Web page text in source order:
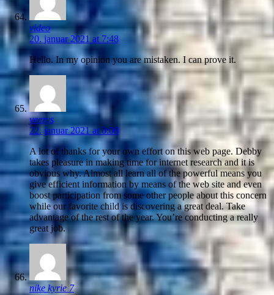
video
20. januar 2021 at 7:48
Hello. In my opinion you are mistaken. I can prove it.
yeezys
22. januar 2021 at 0:08
A lot of thanks for your own effort on this web page. Debby
takes pleasure in making time for internet research and it is
obvious why. Almost all learn all of the powerful means you
give efficient information by means of the web site and even
boost participation from some other people about this concern
while our favorite child is discovering a great deal. Take
advantage of the rest of the year. You’re conducting a really
great job.
nike kyrie 7